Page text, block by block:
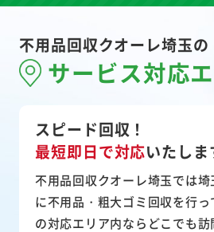
不用品回収クオーレ埼玉の
サービス対応
スピード回収！
最短即日で対応いたしま
不用品回収クオーレ埼玉では
に不用品・粗大ゴミ回収を行
の対応エリア内ならどこでも